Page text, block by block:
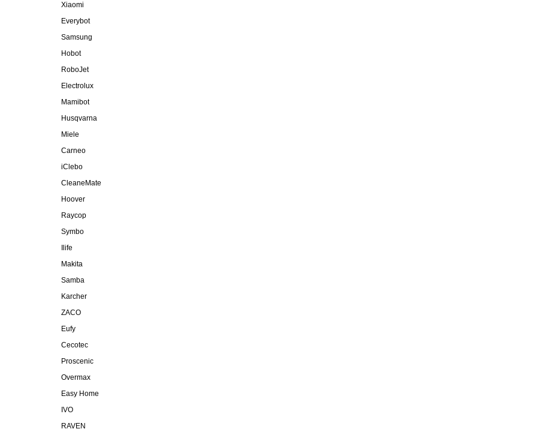
Xiaomi
Everybot
Samsung
Hobot
RoboJet
Electrolux
Mamibot
Husqvarna
Miele
Carneo
iClebo
CleaneMate
Hoover
Raycop
Symbo
Ilife
Makita
Samba
Karcher
ZACO
Eufy
Cecotec
Proscenic
Overmax
Easy Home
IVO
RAVEN